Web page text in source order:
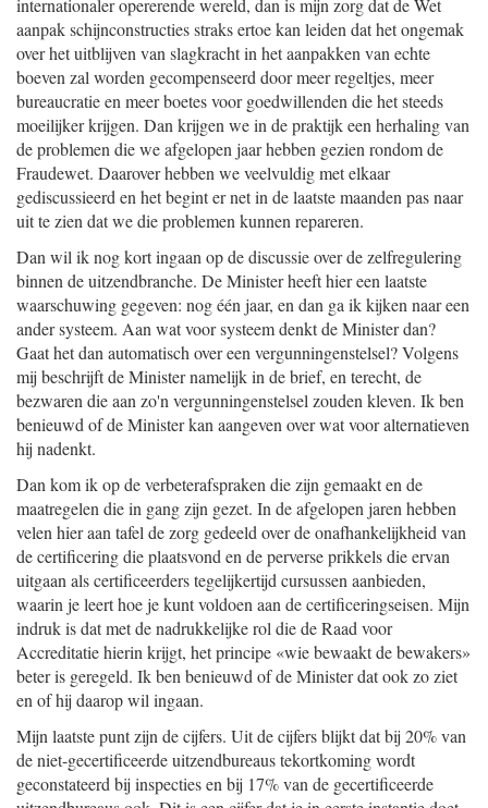
internationaler opererende wereld, dan is mijn zorg dat de Wet
aanpak schijnconstructies straks ertoe kan leiden dat het ongemak
over het uitblijven van slagkracht in het aanpakken van echte
boeven zal worden gecompenseerd door meer regeltjes, meer
bureaucratie en meer boetes voor goedwillenden die het steeds
moeilijker krijgen. Dan krijgen we in de praktijk een herhaling van
de problemen die we afgelopen jaar hebben gezien rondom de
Fraudewet. Daarover hebben we veelvuldig met elkaar
gediscussieerd en het begint er net in de laatste maanden pas naar
uit te zien dat we die problemen kunnen repareren.
Dan wil ik nog kort ingaan op de discussie over de zelfregulering
binnen de uitzendbranche. De Minister heeft hier een laatste
waarschuwing gegeven: nog één jaar, en dan ga ik kijken naar een
ander systeem. Aan wat voor systeem denkt de Minister dan?
Gaat het dan automatisch over een vergunningenstelsel? Volgens
mij beschrijft de Minister namelijk in de brief, en terecht, de
bezwaren die aan zo'n vergunningenstelsel zouden kleven. Ik ben
benieuwd of de Minister kan aangeven over wat voor alternatieven
hij nadenkt.
Dan kom ik op de verbeterafspraken die zijn gemaakt en de
maatregelen die in gang zijn gezet. In de afgelopen jaren hebben
velen hier aan tafel de zorg gedeeld over de onafhankelijkheid van
de certificering die plaatsvond en de perverse prikkels die ervan
uitgaan als certificeerders tegelijkertijd cursussen aanbieden,
waarin je leert hoe je kunt voldoen aan de certificeringseisen. Mijn
indruk is dat met de nadrukkelijke rol die de Raad voor
Accreditatie hierin krijgt, het principe «wie bewaakt de bewakers»
beter is geregeld. Ik ben benieuwd of de Minister dat ook zo ziet
en of hij daarop wil ingaan.
Mijn laatste punt zijn de cijfers. Uit de cijfers blijkt dat bij 20% van
de niet-gecertificeerde uitzendbureaus tekortkoming wordt
geconstateerd bij inspecties en bij 17% van de gecertificeerde